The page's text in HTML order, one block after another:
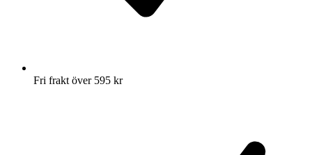
Fri frakt över 595 kr